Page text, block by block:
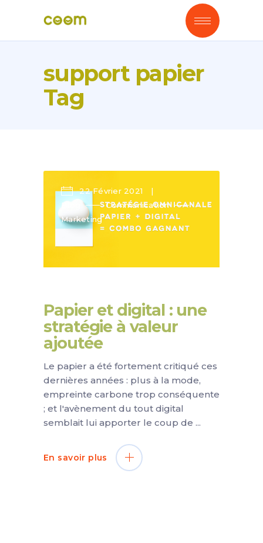
support papier
Tag
22 Février 2021
Blog
Communication
Marketing
Papier et digital : une
stratégie à valeur
ajoutée
Le papier a été fortement critiqué ces
dernières années : plus à la mode,
empreinte carbone trop conséquente
; et l'avènement du tout digital
semblait lui apporter le coup de
En savoir plus